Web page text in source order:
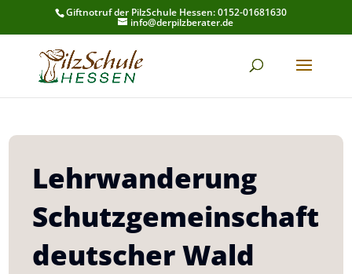
Giftnotruf der PilzSchule Hessen: 0152-01681630
info@derpilzberater.de
Lehrwanderung
Schutzgemeinschaft
deutscher Wald